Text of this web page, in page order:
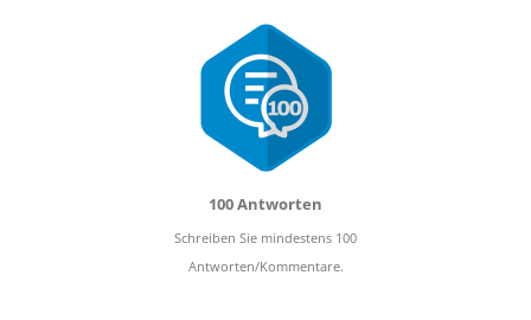
100 Antworten
Schreiben Sie mindestens 100
Antworten/Kommentare.